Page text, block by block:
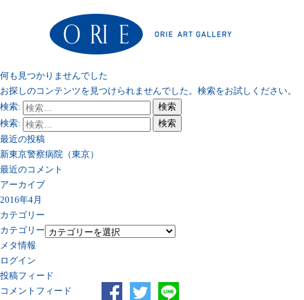
何も見つかりませんでした
お探しのコンテンツを見つけられませんでした。検索をお試しください。
検索:
検索
検索:
検索
最近の投稿
新東京警察病院（東京）
最近のコメント
アーカイブ
2016年4月
カテゴリー
カテゴリー
メタ情報
ログイン
投稿フィード
コメントフィード